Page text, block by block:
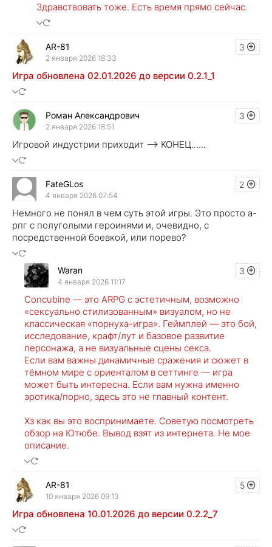
Здравствовать тоже. Есть время прямо сейчас.
3
AR-81
2 января 2026 18:33
Игра обновлена 02.01.2026 до версии 0.2.1_1
3
Роман Александрович
2 января 2026 18:51
Игровой индустрии приходит --> КОНЕЦ......
2
FateGLos
4 января 2026 07:54
Немного не понял в чем суть этой игры. Это просто а-
рпг с полуголыми героинями и, очевидно, с
посредственной боевкой, или порево?
3
Waran
4 января 2026 11:17
Concubine — это ARPG с эстетичным, возможно
«сексуально стилизованным» визуалом, но не
классическая «порнуха-игра». Геймплей — это бой,
исследование, крафт/лут и базовое развитие
персонажа, а не визуальные сцены секса.
Если вам важны динамичные сражения и сюжет в
тёмном мире с ориенталом в сеттинге — игра
может быть интересна. Если вам нужна именно
эротика/порно, здесь это не главный контент.
Хз как вы это воспринимаете. Советую посмотреть
обзор на Ютюбе. Вывод взят из интернета. Не мое
описание.
5
AR-81
10 января 2026 09:13
Игра обновлена 10.01.2026 до версии 0.2.2_7